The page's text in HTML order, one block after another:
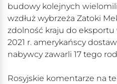
budowy kolejnych
wzdłuż wybrzeża Zatoki
zdolność kraju do eksportu
2021 r. amerykańscy
nabywcy zawarli 17 tego
Rosyjskie komentarze na